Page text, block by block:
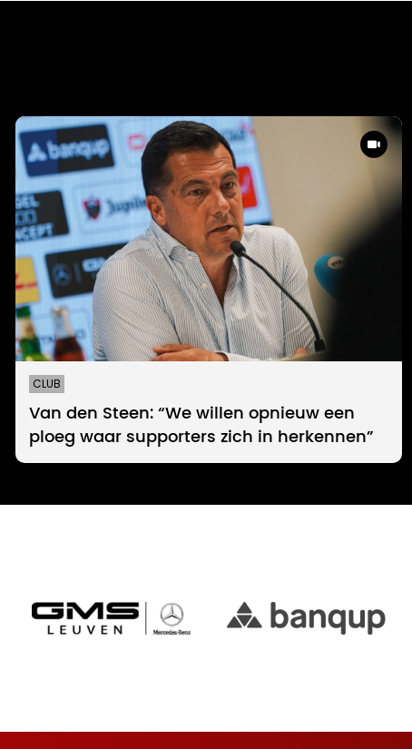
CLUB
Van den Steen: “We willen opnieuw een
ploeg waar supporters zich in herkennen”